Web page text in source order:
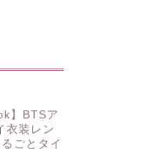
】BTSア
衣装レン
ごとタイ